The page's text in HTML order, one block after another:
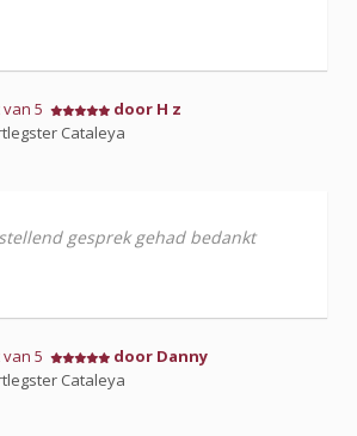
5
door H z
Cataleya
gesprek gehad bedankt
5
door Danny
Cataleya